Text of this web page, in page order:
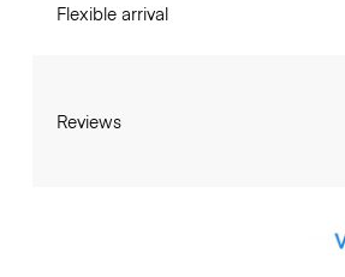
Flexible arrival
Reviews